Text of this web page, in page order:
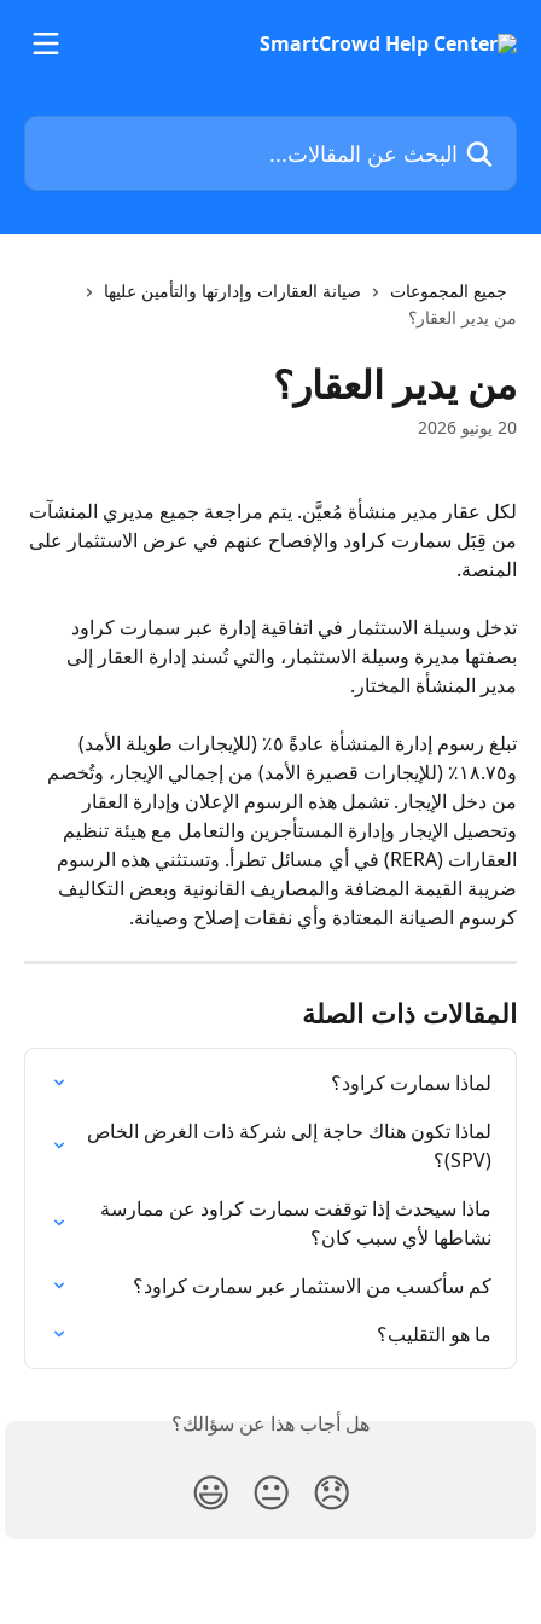
البحث عن المقالات...
جميع المجموعات
صيانة العقارات وإدارتها والتأمين عليها
من يدير العقار؟
من يدير العقار؟
20 يونيو 2026
لكل عقار مدير منشأة مُعيَّن. يتم مراجعة جميع مديري المنشآت
من قِبَل سمارت كراود والإفصاح عنهم في عرض الاستثمار على
المنصة.
تدخل وسيلة الاستثمار في اتفاقية إدارة عبر سمارت كراود
بصفتها مديرة وسيلة الاستثمار، والتي تُسند إدارة العقار إلى
مدير المنشأة المختار.
تبلغ رسوم إدارة المنشأة عادةً ٥٪ (للإيجارات طويلة الأمد)
و١٨.٧٥٪ (للإيجارات قصيرة الأمد) من إجمالي الإيجار، وتُخصم
من دخل الإيجار. تشمل هذه الرسوم الإعلان وإدارة العقار
وتحصيل الإيجار وإدارة المستأجرين والتعامل مع هيئة تنظيم
العقارات (RERA) في أي مسائل تطرأ. وتستثني هذه الرسوم
ضريبة القيمة المضافة والمصاريف القانونية وبعض التكاليف
كرسوم الصيانة المعتادة وأي نفقات إصلاح وصيانة.
المقالات ذات الصلة
لماذا سمارت كراود؟
لماذا تكون هناك حاجة إلى شركة ذات الغرض الخاص
(SPV)؟
ماذا سيحدث إذا توقفت سمارت كراود عن ممارسة
نشاطها لأي سبب كان؟
كم سأكسب من الاستثمار عبر سمارت كراود؟
ما هو التقليب؟
هل أجاب هذا عن سؤالك؟
😞
😐
😃